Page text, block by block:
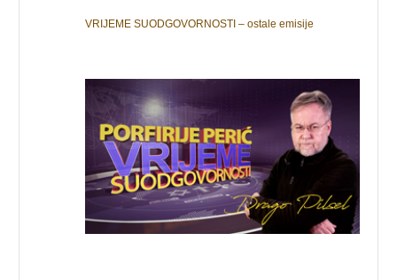
VRIJEME SUODGOVORNOSTI – ostale emisije